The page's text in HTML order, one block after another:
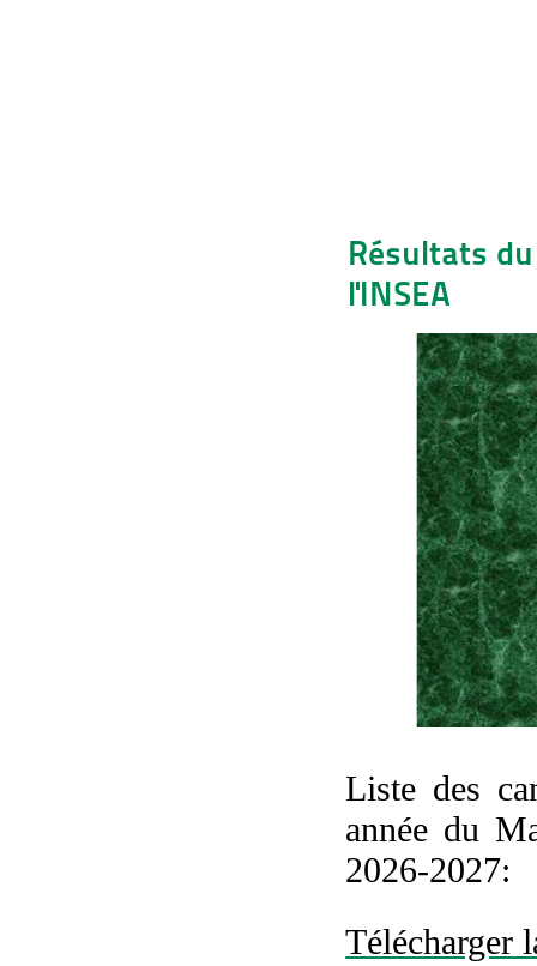
Résultats
l'INSEA
Liste des
année du
2026-2027:
Télécharger